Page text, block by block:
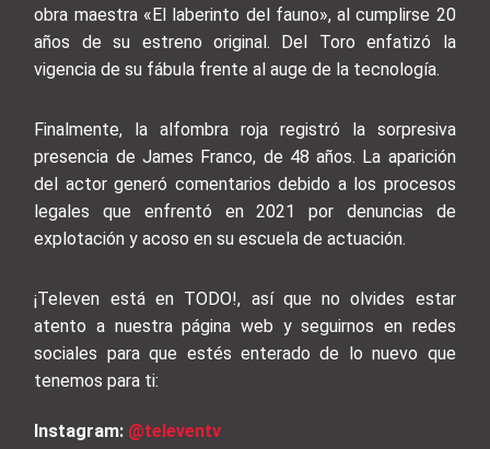
obra maestra «El laberinto del fauno», al cumplirse 20
años de su estreno original. Del Toro enfatizó la
vigencia de su fábula frente al auge de la tecnología.
Finalmente, la alfombra roja registró la sorpresiva
presencia de James Franco, de 48 años. La aparición
del actor generó comentarios debido a los procesos
legales que enfrentó en 2021 por denuncias de
explotación y acoso en su escuela de actuación.
¡Televen está en TODO!, así que no olvides estar
atento a nuestra página web y seguirnos en redes
sociales para que estés enterado de lo nuevo que
tenemos para ti:
Instagram: @televentv